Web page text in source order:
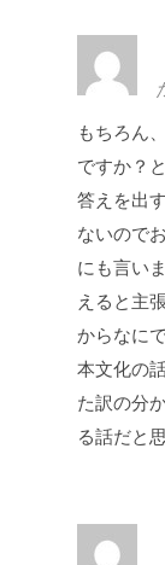
もちろん
ですか？
答えを出
ないので
にも言い
えると主
からなに
本文化の
た訳の分
る話だと